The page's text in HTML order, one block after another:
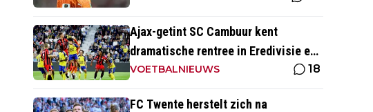
Ajax-getint SC Cambuur kent
dramatische rentree in Eredivisie en
krijgt pak slaag in eigen huis
VOETBALNIEUWS 18
FC Twente herstelt zich na